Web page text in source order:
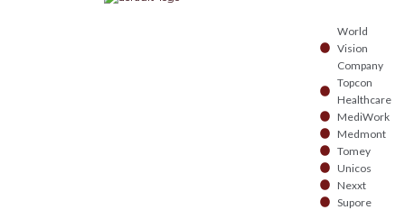
World
Vision
Company
Topcon
Healthcare
MediWork
Medmont
Tomey
Unicos
Nexxt
Supore